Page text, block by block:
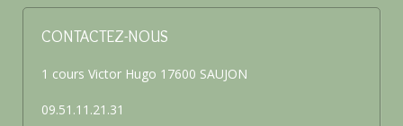
CONTACTEZ-NOUS
1 cours Victor Hugo 17600 SAUJON
09.51.11.21.31